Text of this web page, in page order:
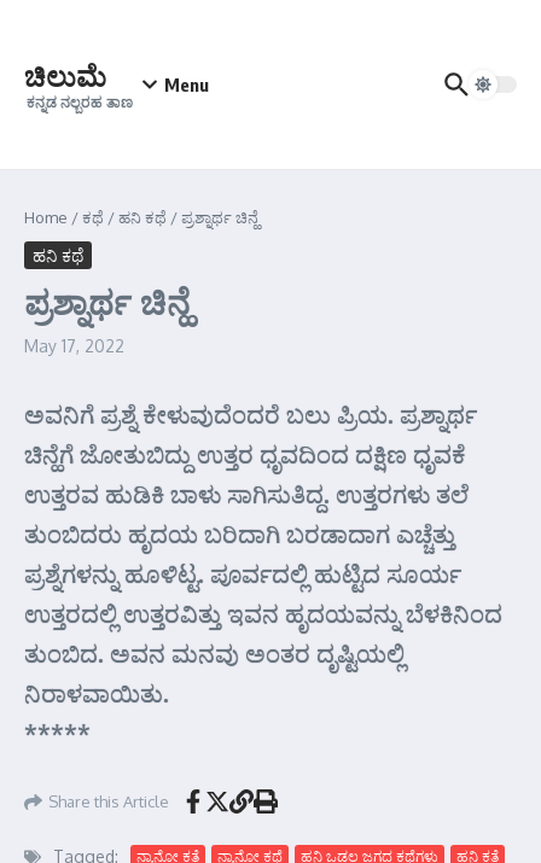
ಚಿಲುಮೆ
ಕನ್ನಡ ನಲ್ಬರಹ ತಾಣ
Menu
Home /ಕಥೆ /ಹನಿ ಕಥೆ /ಪ್ರಶ್ನಾರ್ಥ ಚಿನ್ಹೆ
ಹನಿ ಕಥೆ
ಪ್ರಶ್ನಾರ್ಥ ಚಿನ್ಹೆ
May 17, 2022
ಅವನಿಗೆ ಪ್ರಶ್ನೆ ಕೇಳುವುದೆಂದರೆ ಬಲು ಪ್ರಿಯ. ಪ್ರಶ್ನಾರ್ಥ
ಚಿನ್ಹೆಗೆ ಜೋತುಬಿದ್ದು ಉತ್ತರ ಧೃವದಿಂದ ದಕ್ಷಿಣ ಧೃವಕೆ
ಉತ್ತರವ ಹುಡಿಕಿ ಬಾಳು ಸಾಗಿಸುತಿದ್ದ. ಉತ್ತರಗಳು ತಲೆ
ತುಂಬಿದರು ಹೃದಯ ಬರಿದಾಗಿ ಬರಡಾದಾಗ ಎಚ್ಚೆತ್ತು
ಪ್ರಶ್ನೆಗಳನ್ನು ಹೂಳಿಟ್ಟ. ಪೂರ್ವದಲ್ಲಿ ಹುಟ್ಟಿದ ಸೂರ್ಯ
ಉತ್ತರದಲ್ಲಿ ಉತ್ತರವಿತ್ತು ಇವನ ಹೃದಯವನ್ನು ಬೆಳಕಿನಿಂದ
ತುಂಬಿದ. ಅವನ ಮನವು ಅಂತರ ದೃಷ್ಟಿಯಲ್ಲಿ
ನಿರಾಳವಾಯಿತು.
*****
Share this Article
Tagged: ನ್ಯಾನೋ ಕತೆ ನ್ಯಾನೋ ಕಥೆ ಹನಿ ಒಡಲ ಜಗದ ಕಥೆಗಳು
ಹನಿ ಕತೆ